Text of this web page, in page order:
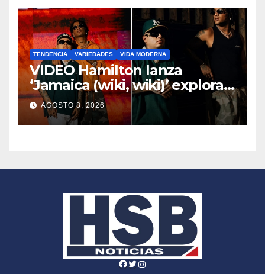
TENDENCIA VARIEDADES VIDA MODERNA
VIDEO Hamilton lanza
‘Jamaica (wiki, wiki)’ explora
sonidos del dancehall junto a
SOG
AGOSTO 8, 2026
Facebook
Twitter
Instagram